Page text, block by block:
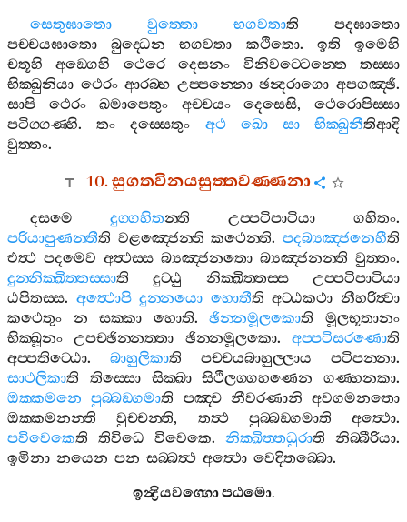
සෙතුඝාතො
වුත‍්තො භගවතාති
පදඝාතො
පච‍්චයඝාතො
බුද‍්ධෙන භගවතා කථිතො. ඉති
ඉමෙහි
චතූහි
අඞ‍්ගෙහි ථෙරෙ දෙසනං විනිවට‍්ටෙන‍්තෙ
තස‍්සා
භික‍්ඛුනියා ථෙරං ආරබ‍්භ උප‍්පන‍්නො ඡන්‍දරාගො අපගඤ‍්ඡි.
සාපි
ථෙරං ඛමාපෙතුං අච‍්චයං දෙසෙසි,ථෙරොපිස‍්සා
පටිග‍්ගණ‍්හි.තං දස‍්සෙතුං අථ ඛො සා භික‍්ඛුනීතිආදි
වුත‍්තං.
10.සුගතවිනයසුත‍්තවණ‍්ණනා
දසමෙ දුග‍්ගහිතන‍්ති උප‍්පටිපාටියා ගහිතං.
පරියාපුණන‍්තීති වළඤ‍්ජෙන‍්ති කථෙන‍්ති.පදබ්‍යඤ‍්ජනෙහීති
එත්‍ථ පදමෙව අත්‍ථස‍්ස බ්‍යඤ‍්ජනතො බ්‍යඤ‍්ජනන‍්ති වුත‍්තං.
දුන‍්නික‍්ඛිත‍්තස‍්සාති දුට‍්ඨු නික‍්ඛිත‍්තස‍්ස
උප‍්පටිපාටියා
ඨපිතස‍්ස. අත්‍ථොපි දුන‍්නයො හොතීති අට‍්ඨකථා නීහරිත්‍වා
කථෙතුං
න සක‍්කා හොති.ඡින‍්නමූලකොති
මූලභූතානං
භික‍්ඛූනං
උපච‍්ඡින‍්නත‍්තා ඡින‍්නමූලකො.අප‍්පටිසරණොති
අප‍්පතිට‍්ඨො. බාහුලිකාති පච‍්චයබාහුල‍්ලාය පටිපන‍්නා.
සාථලිකාති තිස‍්සො සික‍්ඛා සිථිලග‍්ගහණෙන ගණ‍්හනකා.
ඔක‍්කමනෙ පුබ‍්බඞ‍්ගමාති පඤ‍්ච නීවරණානි අවගමනතො
ඔක‍්කමනන‍්ති
වුච‍්චන‍්ති, තත්‍ථ පුබ‍්බඞ‍්ගමාති අත්‍ථො.
පවිවෙකෙති තිවිධෙ විවෙකෙ. නික‍්ඛිත‍්තධුරාති නිබ‍්බීරියා.
ඉමිනා නයෙන පන සබ‍්බත්‍ථ අත්‍ථො වෙදිතබ‍්බො.
ඉන්‍ද්‍රියවග‍්ගොපඨමො.